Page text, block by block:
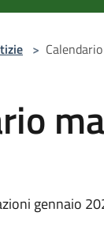
>
gennaio